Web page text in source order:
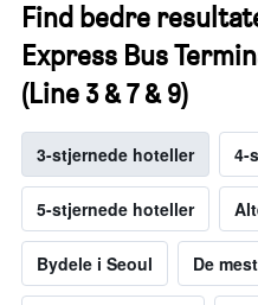
Find bedre
Express Bus
(Line 3 & 7 & 9)
3-stjernede hoteller 4-
5-stjernede hoteller
Bydele i Seoul De